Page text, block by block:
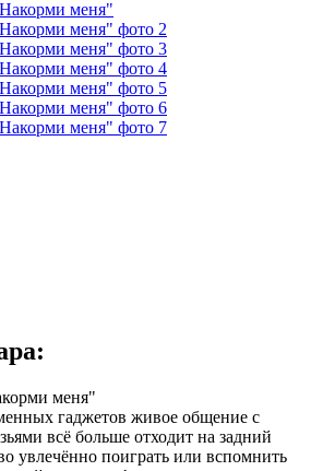
меня"
гаджетов живое общение с
всё больше отходит на задний
увлечённо поиграть или вспомнить